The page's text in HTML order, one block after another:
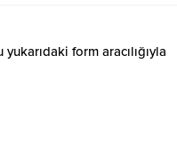
form aracılığıyla